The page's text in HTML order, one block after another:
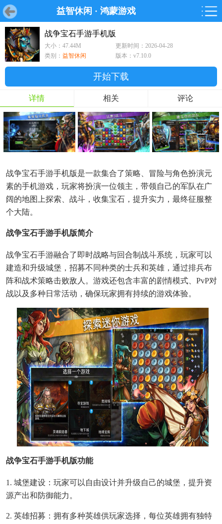
益智休闲 · 鸿蒙游戏
首页 游戏 软件
首页 游戏 软件 鸿蒙
游戏
鸿蒙
软件
专题
战争宝石手游手机版
大小：47.44M
更新时间：2026-04-28
类别： 益智休闲 版本：v7.10.0
开始下载
详情 相关 评论
战争宝石手游手机版是一款集合了策略、冒险与角色扮演元
素的手机游戏，玩家将扮演一位领主，带领自己的军队在广
阔的地图上探索、战斗，收集宝石，提升实力，最终征服整
个大陆。
战争宝石手游手机版简介
战争宝石手游融合了即时战略与回合制战斗系统，玩家可以
建造和升级城堡，招募不同种类的士兵和英雄，通过排兵布
阵和战术策略击败敌人。游戏还包含丰富的剧情模式、PvP对
战以及多种日常活动，确保玩家拥有持续的游戏体验。
战争宝石手游手机版功能
1. 城堡建设：玩家可以自由设计并升级自己的城堡，提升资
源产出和防御能力。
2. 英雄招募：拥有多种英雄供玩家选择，每位英雄拥有独特